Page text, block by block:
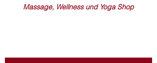
Massage, Wellness und Yoga Shop